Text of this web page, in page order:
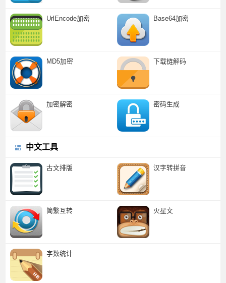
UrlEncode加密 Base64加密
MD5加密 下载链解码
加密解密 密码生成
中文工具
古文排版 汉字转拼音
简繁互转 火星文
字数统计